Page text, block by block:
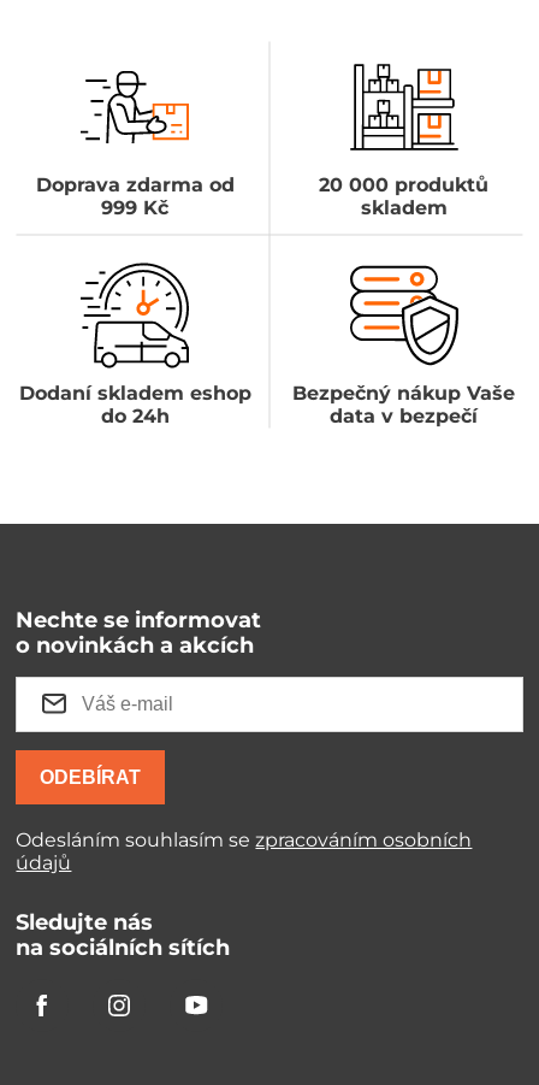
Doprava zdarma od
999 Kč
20 000 produktů
skladem
Dodaní skladem eshop
do 24h
Bezpečný nákup Vaše
data v bezpečí
Nechte se informovat
o novinkách a akcích
ODEBÍRAT
Odesláním souhlasím sezpracováním osobních
údajů
Sledujte nás
na sociálních sítích